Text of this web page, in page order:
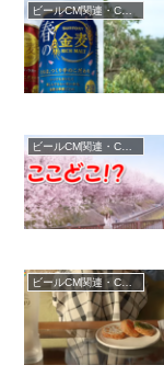
ビールCM関連・CMニュース
ビールCM関連・CMニュース
ビールCM関連・CMニュース